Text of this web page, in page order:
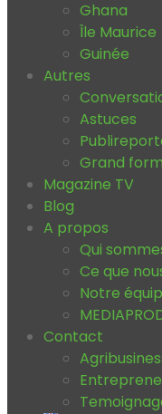
Ghana
Île Maurice
Guinée
Autres
Astuces
Grand
Magazine TV
Blog
A propos
Qui
Ce que
Notre
Contact